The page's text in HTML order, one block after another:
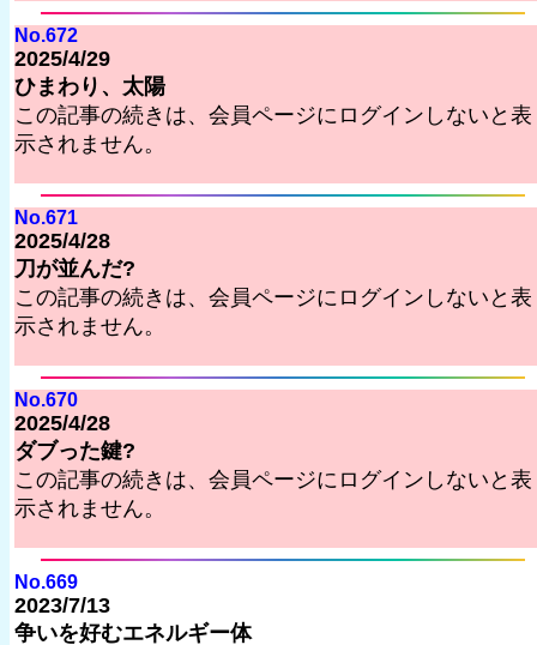
No.672
2025/4/29
ひまわり、太陽
この記事の続きは、会員ページにログインしないと表
示されません。
No.671
2025/4/28
刀が並んだ?
この記事の続きは、会員ページにログインしないと表
示されません。
No.670
2025/4/28
ダブった鍵?
この記事の続きは、会員ページにログインしないと表
示されません。
No.669
2023/7/13
争いを好むエネルギー体